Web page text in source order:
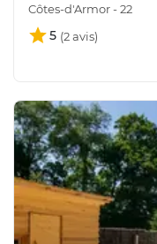
Côtes-d'Armor - 22
5